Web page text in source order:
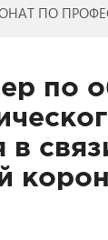
ПО
по
в